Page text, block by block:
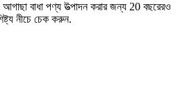
আগাছা বাধা পণ্য উত্পাদন করার জন্য 20 বছরেরও
নীচে চেক করুন.